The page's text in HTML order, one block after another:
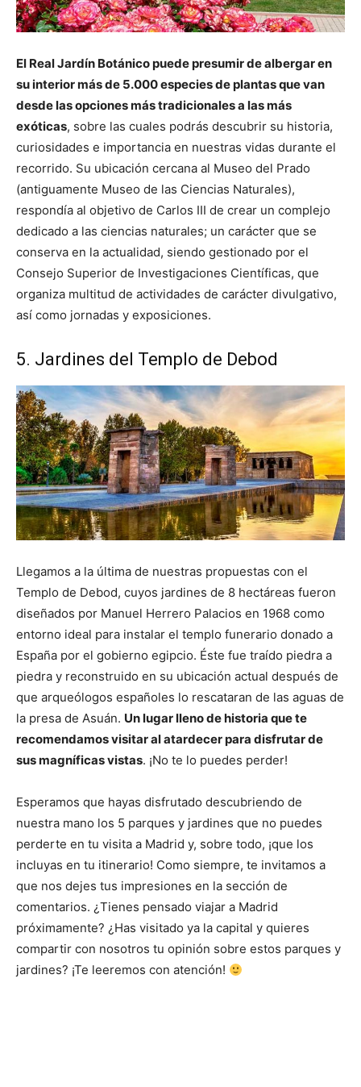
El Real Jardín Botánico puede presumir de albergar en
su interior más de 5.000 especies de plantas que van
desde las opciones más tradicionales a las más
exóticas, sobre las cuales podrás descubrir su historia,
curiosidades e importancia en nuestras vidas durante el
recorrido. Su ubicación cercana al Museo del Prado
(antiguamente Museo de las Ciencias Naturales),
respondía al objetivo de Carlos III de crear un complejo
dedicado a las ciencias naturales; un carácter que se
conserva en la actualidad, siendo gestionado por el
Consejo Superior de Investigaciones Científicas, que
organiza multitud de actividades de carácter divulgativo,
así como jornadas y exposiciones.
5. Jardines del Templo de Debod
Llegamos a la última de nuestras propuestas con el
Templo de Debod, cuyos jardines de 8 hectáreas fueron
diseñados por Manuel Herrero Palacios en 1968 como
entorno ideal para instalar el templo funerario donado a
España por el gobierno egipcio. Éste fue traído piedra a
piedra y reconstruido en su ubicación actual después de
que arqueólogos españoles lo rescataran de las aguas de
la presa de Asuán. Un lugar lleno de historia que te
recomendamos visitar al atardecer para disfrutar de
sus magníficas vistas. ¡No te lo puedes perder!
Esperamos que hayas disfrutado descubriendo de
nuestra mano los 5 parques y jardines que no puedes
perderte en tu visita a Madrid y, sobre todo, ¡que los
incluyas en tu itinerario! Como siempre, te invitamos a
que nos dejes tus impresiones en la sección de
comentarios. ¿Tienes pensado viajar a Madrid
próximamente? ¿Has visitado ya la capital y quieres
compartir con nosotros tu opinión sobre estos parques y
jardines? ¡Te leeremos con atención!